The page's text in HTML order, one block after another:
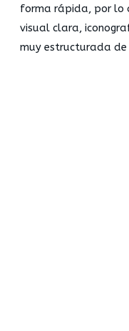
forma rápida, por lo
visual clara,
muy estructurada de